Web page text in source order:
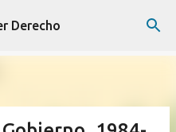
principal
Derecho